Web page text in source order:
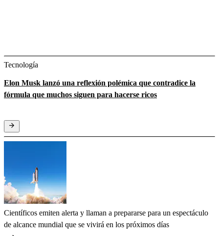
Tecnología
Elon Musk lanzó una reflexión polémica que contradice la
fórmula que muchos siguen para hacerse ricos
Científicos emiten alerta y llaman a prepararse para un espectáculo
de alcance mundial que se vivirá en los próximos días